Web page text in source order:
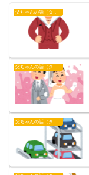
父ちゃんの話（タイガース）
父ちゃんの話（タイガース）